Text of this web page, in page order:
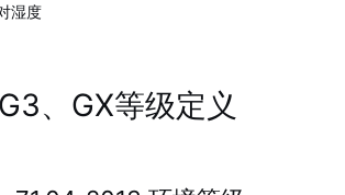
湿度
、GX等级定义